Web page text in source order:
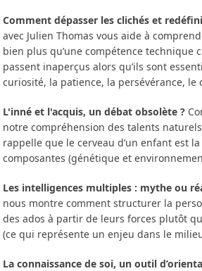
Comment dépasser les clichés et
avec Julien Thomas vous aide à
bien plus qu’une compétence technique
passent inaperçus alors qu’ils sont
curiosité, la patience, la persévérance, le
L'inné et l'acquis, un débat obsolète ?
notre compréhension des talents
rappelle que le cerveau d’un enfant est
composantes (génétique et
Les intelligences multiples : mythe ou
nous montre comment structurer la
des ados à partir de leurs forces plutôt
(ce qui représente un enjeu dans le
La connaissance de soi, un outil